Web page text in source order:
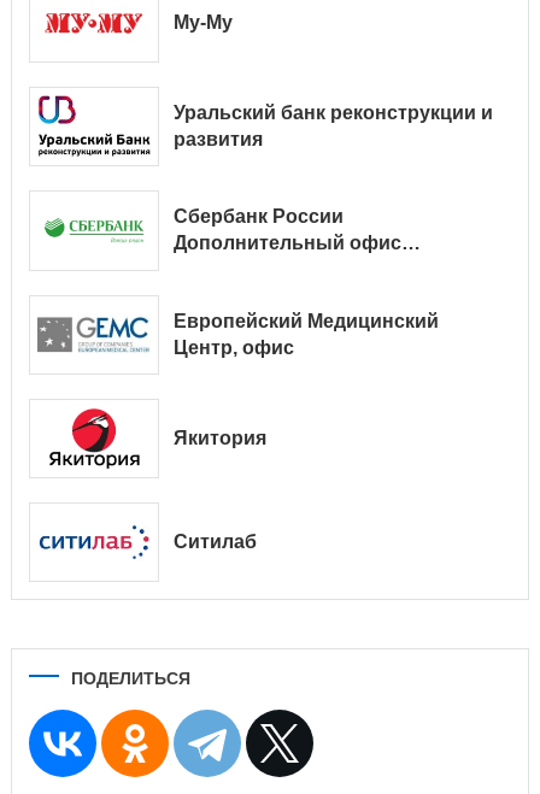
Му-Му
Уральский банк реконструкции и
развития
Сбербанк России
Дополнительный офис
Европейский Медицинский
Центр, офис
Якитория
Ситилаб
ПОДЕЛИТЬСЯ